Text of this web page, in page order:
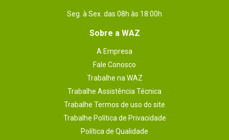
Seg. à Sex. das 08h às 18:00h
Sobre a WAZ
A Empresa
Fale Conosco
Trabalhe na WAZ
Trabalhe Assistência Técnica
Trabalhe Termos de uso do site
Trabalhe Política de Privacidade
Política de Qualidade